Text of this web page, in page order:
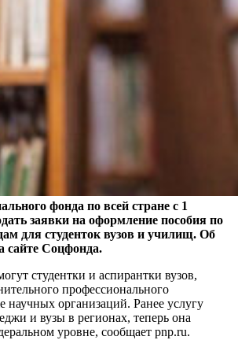
фонда по всей стране с 1
заявки на оформление пособия по
для студенток вузов и училищ. Об
сайте Соцфонда.
студентки и аспирантки вузов,
профессионального
научных организаций. Ранее услугу
и вузы в регионах, теперь она
уровне, сообщает pnp.ru.